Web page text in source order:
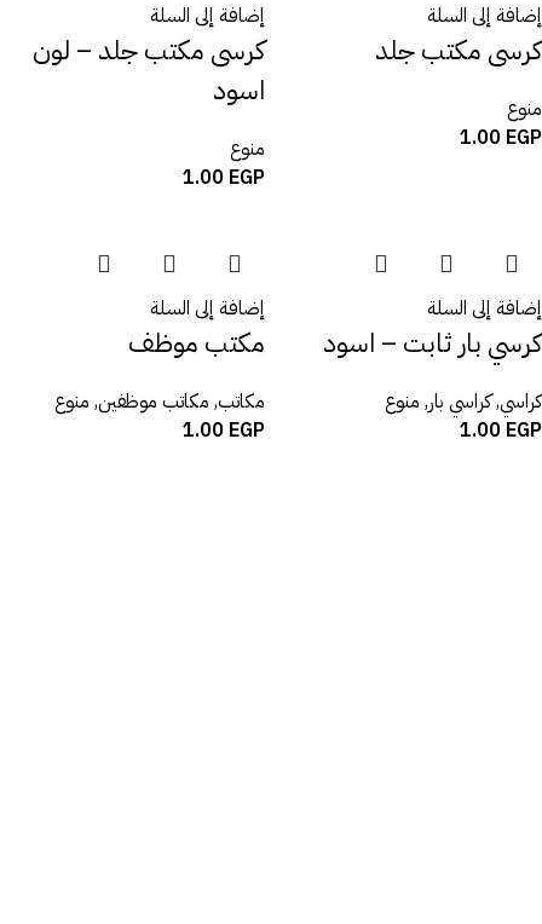
إضافة إلى السلة
كرسى مكتب جلد
منوع
1.00 EGP
إضافة إلى السلة
كرسى مكتب جلد – لون
اسود
منوع
1.00 EGP
إضافة إلى السلة
كرسي بار ثابت – اسود
كراسي,كراسي بار, منوع
1.00 EGP
إضافة إلى السلة
مكتب موظف
مكاتب, مكاتب موظفين, منوع
1.00 EGP